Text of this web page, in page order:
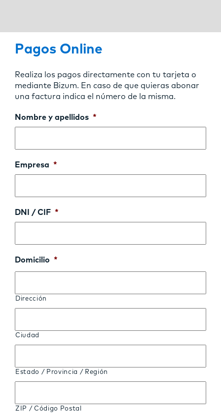
Pagos Online
Realiza los pagos directamente con tu tarjeta o
mediante Bizum. En caso de que quieras abonar
una factura indica el número de la misma.
Nombre y apellidos *
Empresa *
DNI / CIF *
Domicilio *
Dirección
Ciudad
Estado / Provincia / Región
ZIP / Código Postal